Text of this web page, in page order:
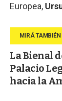
Europea,
La Bienal
Palacio
hacia la